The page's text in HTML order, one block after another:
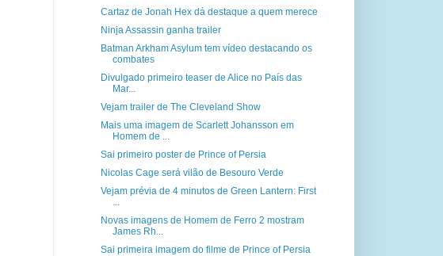
Cartaz de Jonah Hex dá destaque a quem merece
Ninja Assassin ganha trailer
Batman Arkham Asylum tem vídeo destacando os
combates
Divulgado primeiro teaser de Alice no País das
Mar...
Vejam trailer de The Cleveland Show
Mais uma imagem de Scarlett Johansson em
Homem de ...
Sai primeiro poster de Prince of Persia
Nicolas Cage será vilão de Besouro Verde
Vejam prévia de 4 minutos de Green Lantern: First
...
Novas imagens de Homem de Ferro 2 mostram
James Rh...
Sai primeira imagem do filme de Prince of Persia